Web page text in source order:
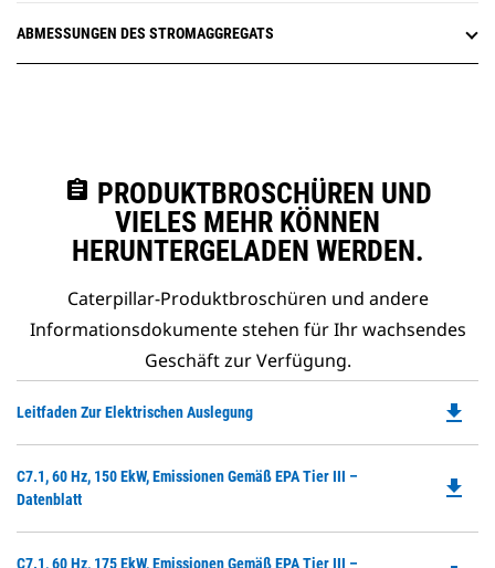
ABMESSUNGEN DES STROMAGGREGATS
assignment PRODUKTBROSCHÜREN UND
VIELES MEHR KÖNNEN
HERUNTERGELADEN WERDEN.
Caterpillar-Produktbroschüren und andere
Informationsdokumente stehen für Ihr wachsendes
Geschäft zur Verfügung.
Leitfaden Zur Elektrischen Auslegung file_download
C7.1, 60 Hz, 150 EkW, Emissionen Gemäß EPA Tier III –
Datenblatt
file_download
C7.1, 60 Hz, 175 EkW, Emissionen Gemäß EPA Tier III –